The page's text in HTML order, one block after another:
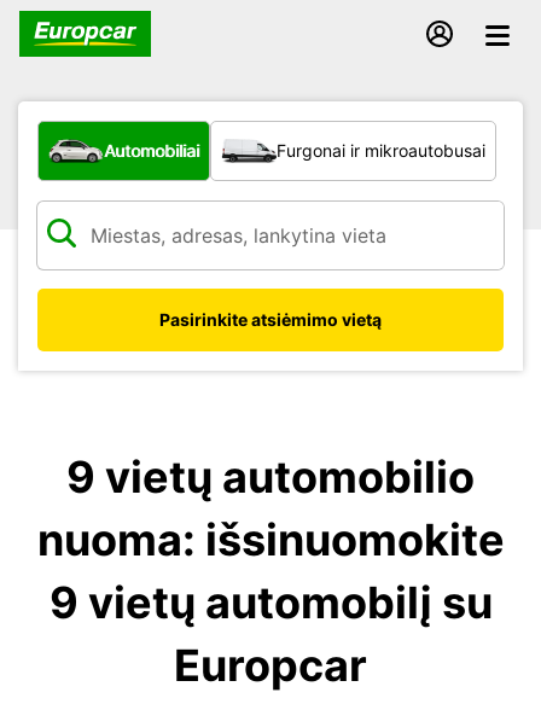
Kokio tipo automobilis?
Automobiliai Furgonai ir mikroautobusai
Pasirinkite atsiėmimo vietą
9 vietų automobilio
nuoma: išsinuomokite
9 vietų automobilį su
Europcar